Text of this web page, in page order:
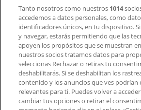
Contacto
Contacto comercial y de
Tienda mal colocada en el mapa
Notificar un folleto
¿Encontraste un problema en
aplicación?
Tanto nosotros como nuestros 1014
accedemos a datos personales, como
identificadores únicos, en tu dispositivo.
y navegar, estarás permitiendo que las
apoyen los propósitos que se muestran
nuestros socios tratamos datos para
seleccionas Rechazar o retiras tu
deshabilitarás. Si se deshabilitan los
contenido y los anuncios que ves podrían
relevantes para ti. Puedes volver a
cambiar tus opciones o retirar el